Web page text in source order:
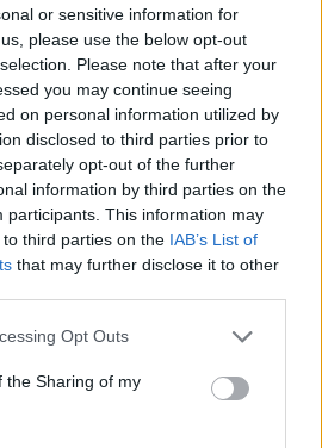
or sensitive information for
please use the below opt-out
Please note that after your
you may continue seeing
on personal information utilized by
disclosed to third parties prior to
opt-out of the further
information by third parties on the
participants. This information may
third parties on the IAB’s List of
that may further disclose it to other
Opt Outs
the Sharing of my
fiducia per la Macomerese, Mura:
di trovarci in alto, ci
le prime posizioni con…
prende Dumani dalla Torres,
Sorgente, Lopes, Limberti e Cherchi
ottavi; il Guspini supera il
in extremis con Tronu e…
approda a Barisardo tra conferme,